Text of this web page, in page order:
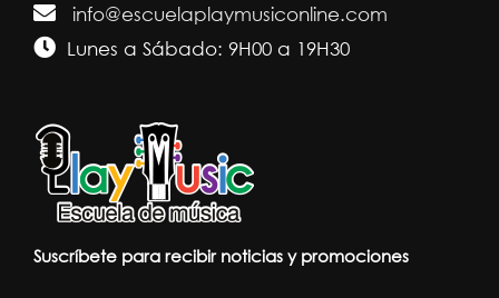
info@escuelaplaymusiconline.com
Lunes a Sábado: 9H00 a 19H30
Suscríbete para recibir noticias y promociones